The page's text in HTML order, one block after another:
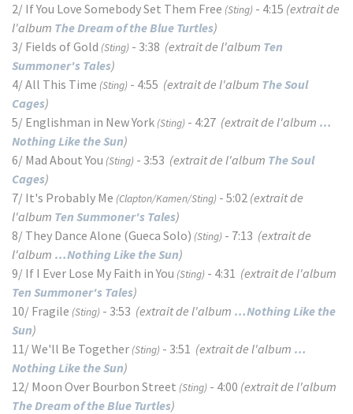
2/ If You Love Somebody Set Them Free (Sting) - 4:15 (extrait de
l'album The Dream of the Blue Turtles)
3/ Fields of Gold (Sting) - 3:38 (extrait de l'album Ten
Summoner's Tales)
4/ All This Time (Sting) - 4:55 (extrait de l'album The Soul
Cages)
5/ Englishman in New York (Sting) - 4:27 (extrait de l'album …
Nothing Like the Sun)
6/ Mad About You (Sting) - 3:53 (extrait de l'album The Soul
Cages)
7/ It's Probably Me (Clapton/Kamen/Sting) - 5:02 (extrait de
l'album Ten Summoner's Tales)
8/ They Dance Alone (Gueca Solo) (Sting) - 7:13 (extrait de
l'album …Nothing Like the Sun)
9/ If I Ever Lose My Faith in You (Sting) - 4:31 (extrait de l'album
Ten Summoner's Tales)
10/ Fragile (Sting) - 3:53 (extrait de l'album …Nothing Like the
Sun)
11/ We'll Be Together (Sting) - 3:51 (extrait de l'album …
Nothing Like the Sun)
12/ Moon Over Bourbon Street (Sting) - 4:00 (extrait de l'album
The Dream of the Blue Turtles)